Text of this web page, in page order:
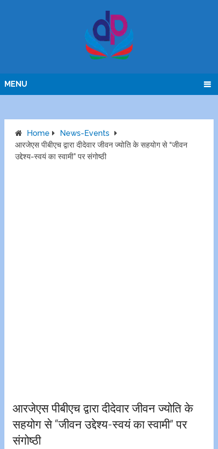
MENU
Home
News-Events
आरजेएस पीबीएच द्वारा दीदेवार जीवन ज्योति के सहयोग से “जीवन
उद्देश्य-स्वयं का स्वामी” पर संगोष्ठी
आरजेएस पीबीएच द्वारा दीदेवार जीवन ज्योति के
सहयोग से “जीवन उद्देश्य-स्वयं का स्वामी” पर
संगोष्ठी